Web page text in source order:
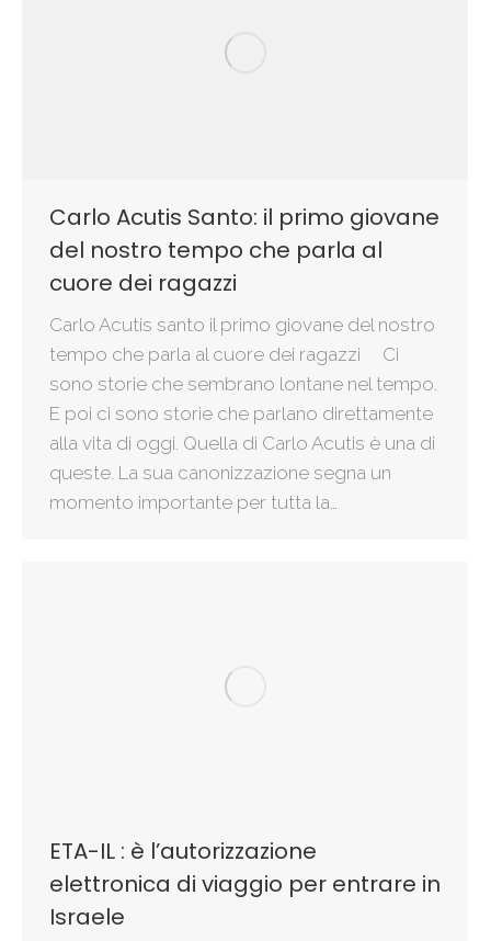
Carlo Acutis Santo: il primo giovane
del nostro tempo che parla al
cuore dei ragazzi
Carlo Acutis santo il primo giovane del nostro
tempo che parla al cuore dei ragazzi Ci
sono storie che sembrano lontane nel tempo.
E poi ci sono storie che parlano direttamente
alla vita di oggi. Quella di Carlo Acutis è una di
queste. La sua canonizzazione segna un
momento importante per tutta la…
ETA-IL : è l’autorizzazione
elettronica di viaggio per entrare in
Israele